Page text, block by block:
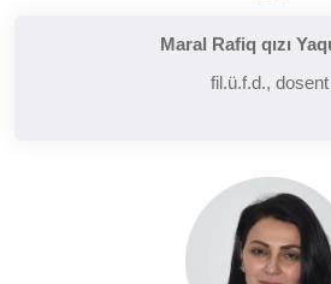
Maral Rafiq qızı
fil.ü.f.d., dosent